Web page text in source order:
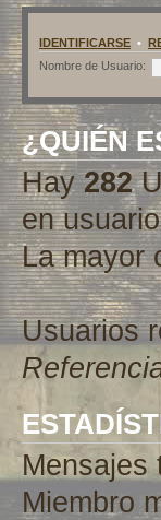
IDENTIFICARSE •
Nombre de Usuario:
¿QUIÉN
Hay282
en
La mayor
Usuarios
Miembro